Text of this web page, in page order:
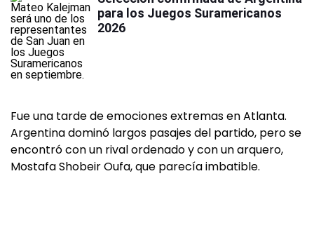
para los Juegos Suramericanos
2026
Fue una tarde de emociones extremas en Atlanta.
Argentina dominó largos pasajes del partido, pero se
encontró con un rival ordenado y con un arquero,
Mostafa Shobeir Oufa, que parecía imbatible.